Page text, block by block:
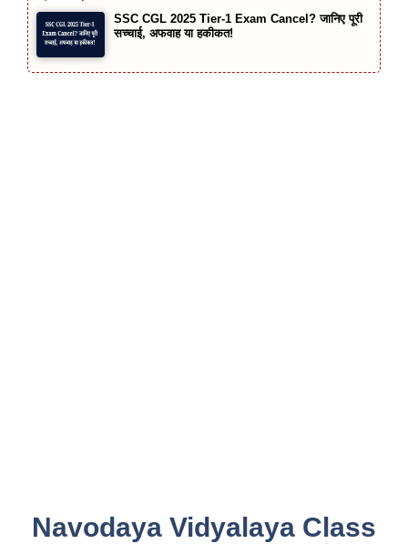
SSC CGL 2025 Tier-1 Exam Cancel? जानिए पूरी
सच्चाई, अफवाह या हकीकत!
Navodaya Vidyalaya Class